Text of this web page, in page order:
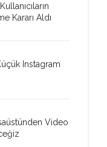
Kararı Aldı
Instagram
Video